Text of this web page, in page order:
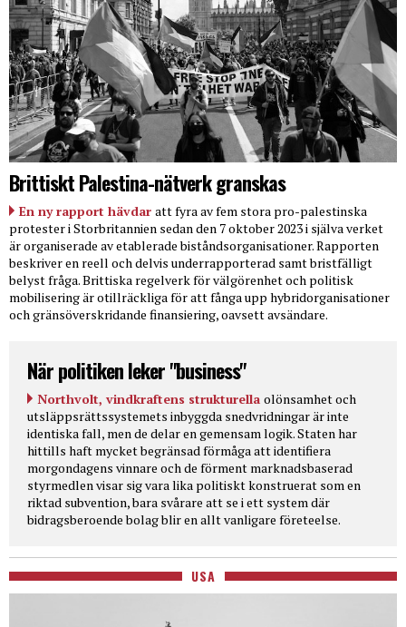
Brittiskt Palestina-nätverk granskas
En ny rapport hävdar att fyra av fem stora pro-palestinska
protester i Storbritannien sedan den 7 oktober 2023 i själva verket
är organiserade av etablerade biståndsorganisationer. Rapporten
beskriver en reell och delvis underrapporterad samt bristfälligt
belyst fråga. Brittiska regelverk för välgörenhet och politisk
mobilisering är otillräckliga för att fånga upp hybridorganisationer
och gränsöverskridande finansiering, oavsett avsändare.
När politiken leker "business"
Northvolt, vindkraftens strukturella olönsamhet och
utsläppsrättssystemets inbyggda snedvridningar är inte
identiska fall, men de delar en gemensam logik. Staten har
hittills haft mycket begränsad förmåga att identifiera
morgondagens vinnare och de förment marknadsbaserad
styrmedlen visar sig vara lika politiskt konstruerat som en
riktad subvention, bara svårare att se i ett system där
bidragsberoende bolag blir en allt vanligare företeelse.
USA